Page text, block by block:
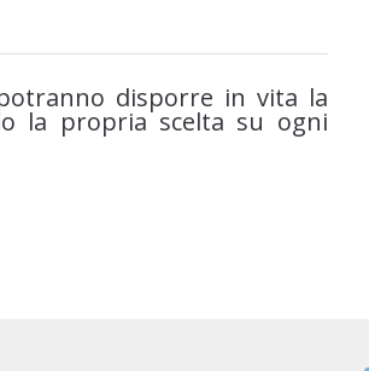
disporre in vita la
la propria scelta su ogni